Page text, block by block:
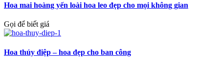
Hoa mai hoàng yến loài hoa leo đẹp cho mọi không gian
Gọi để biết giá
Hoa thúy điệp – hoa đẹp cho ban công